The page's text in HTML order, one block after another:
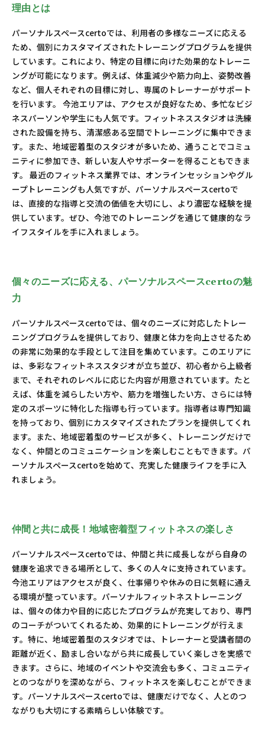
理由とは
パーソナルスペースcertoでは、利用者の多様なニーズに応える
ため、個別にカスタマイズされたトレーニングプログラムを提供
しています。これにより、特定の目標に向けた効果的なトレーニ
ングが可能になります。例えば、体重減少や筋力向上、姿勢改善
など、個人それぞれの目標に対し、専属のトレーナーがサポート
を行います。 今池エリアは、アクセスが良好なため、多忙なビジ
ネスパーソンや学生にも人気です。フィットネススタジオは洗練
された設備を持ち、清潔感ある空間でトレーニングに集中できま
す。また、地域密着型のスタジオが多いため、通うことでコミュ
ニティに参加でき、新しい友人やサポーターを得ることもできま
す。 最近のフィットネス業界では、オンラインセッションやグル
ープトレーニングも人気ですが、パーソナルスペースcertoで
は、直接的な指導と交流の価値を大切にし、より濃密な経験を提
供しています。ぜひ、今池でのトレーニングを通じて健康的なラ
イフスタイルを手に入れましょう。
個々のニーズに応える、パーソナルスペースcertoの魅
力
パーソナルスペースcertoでは、個々のニーズに対応したトレー
ニングプログラムを提供しており、健康と体力を向上させるため
の非常に効果的な手段として注目を集めています。このエリアに
は、多彩なフィットネススタジオが立ち並び、初心者から上級者
まで、それぞれのレベルに応じた内容が用意されています。たと
えば、体重を減らしたい方や、筋力を増強したい方、さらには特
定のスポーツに特化した指導も行っています。指導者は専門知識
を持っており、個別にカスタマイズされたプランを提供してくれ
ます。また、地域密着型のサービスが多く、トレーニングだけで
なく、仲間とのコミュニケーションを楽しむこともできます。パ
ーソナルスペースcertoを始めて、充実した健康ライフを手に入
れましょう。
仲間と共に成長！地域密着型フィットネスの楽しさ
パーソナルスペースcertoでは、仲間と共に成長しながら自身の
健康を追求できる場所として、多くの人々に支持されています。
今池エリアはアクセスが良く、仕事帰りや休みの日に気軽に通え
る環境が整っています。パーソナルフィットネストレーニング
は、個々の体力や目的に応じたプログラムが充実しており、専門
のコーチがついてくれるため、効果的にトレーニングが行えま
す。特に、地域密着型のスタジオでは、トレーナーと受講者間の
距離が近く、励まし合いながら共に成長していく楽しさを実感で
きます。さらに、地域のイベントや交流会も多く、コミュニティ
とのつながりを深めながら、フィットネスを楽しむことができま
す。パーソナルスペースcertoでは、健康だけでなく、人とのつ
ながりも大切にする素晴らしい体験です。